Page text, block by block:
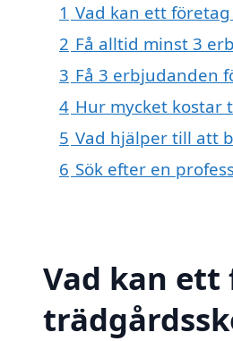
1 Vad kan ett
2 Få alltid minst 3
3 Få 3 erbjudanden
4 Hur mycket kostar
5 Vad hjälper till att
6 Sök efter en
Vad kan ett